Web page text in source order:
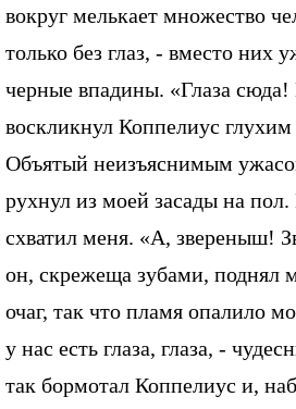
вокруг мелькает множество
только без глаз, - вместо них
черные впадины. «Глаза сюда!
воскликнул Коппелиус
Объятый неизъяснимым
рухнул из моей засады на
схватил меня. «А, звереныш!
он, скрежеща зубами, поднял
очаг, так что пламя опалило
у нас есть глаза, глаза, -
так бормотал Коппелиус и,